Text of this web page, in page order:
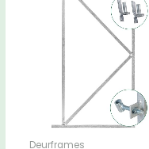
Deurframes